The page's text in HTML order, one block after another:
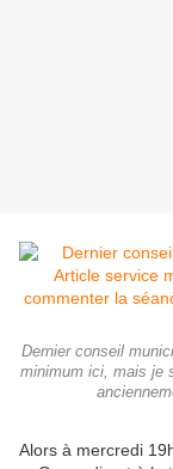
Dernier conseil
minimum ici, mais je
Alors à mercredi